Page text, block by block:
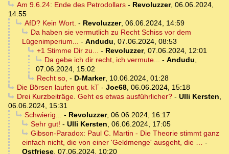
Am 9.6.24: Ende des Petrodollars- Revoluzzer, 06.06.2024,
14:55
AfD? Kein Wort. - Revoluzzer, 06.06.2024, 14:59
Da haben sie vermutlich zu Recht Schiss vor dem
Lügenimperium... - Andudu, 07.06.2024, 08:53
+1 Stimme Dir zu... - Revoluzzer, 07.06.2024, 12:01
Da gebe ich dir recht, ich vermute... - Andudu,
07.06.2024, 15:02
Recht so, - D-Marker, 10.06.2024, 01:28
Die Börsen laufen gut. kT- Joe68, 06.06.2024, 15:18
Drei Kurzbeiträge. Geht es etwas ausführlicher?- Ulli Kersten,
06.06.2024, 15:31
Schwierig... - Revoluzzer, 06.06.2024, 16:17
Sehr gut! - Ulli Kersten, 06.06.2024, 17:05
Gibson-Paradox: Paul C. Martin - Die Theorie stimmt ganz
einfach nicht, die von einer 'Geldmenge' ausgeht, die … -
Ostfriese, 07.06.2024, 10:20